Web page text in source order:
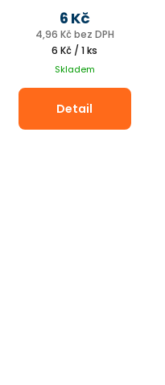
4,5 x 45 mm
4,96 Kč bez DPH
6 Kč
Měrná
cena:
6 Kč / 1 ks
Skladem
Detail